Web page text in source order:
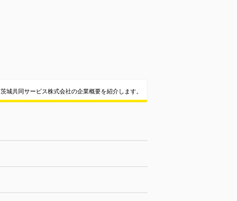
茨城共同サービス株式会社の企業概要を紹介します。